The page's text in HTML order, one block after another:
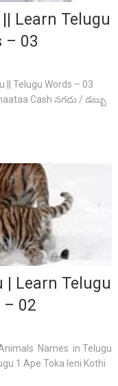
Learn Telugu
– 03
|| Telugu Words – 03
Cash నగదు / డబ్బు
| Learn Telugu
– 02
Names in Telugu
1 Ape Toka leni Kothi